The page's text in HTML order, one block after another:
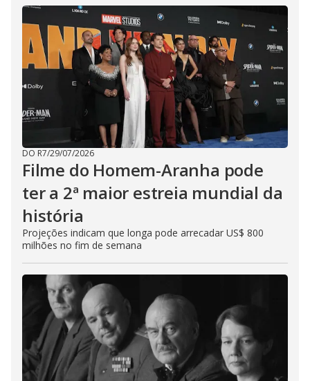
DO R7/29/07/2026
Filme do Homem-Aranha pode
ter a 2ª maior estreia mundial da
história
Projeções indicam que longa pode arrecadar US$ 800
milhões no fim de semana